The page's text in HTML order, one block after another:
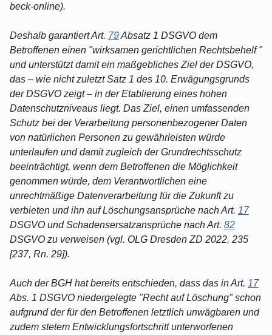
beck-online).
Deshalb garantiert Art. 79Absatz 1 DSGVO dem
Betroffenen einen "wirksamen gerichtlichen Rechtsbehelf "
und unterstützt damit ein maßgebliches Ziel der DSGVO,
das – wie nicht zuletzt Satz 1 des 10. Erwägungsgrunds
der DSGVO zeigt – in der Etablierung eines hohen
Datenschutzniveaus liegt. Das Ziel, einen umfassenden
Schutz bei der Verarbeitung personenbezogener Daten
von natürlichen Personen zu gewährleisten würde
unterlaufen und damit zugleich der Grundrechtsschutz
beeinträchtigt, wenn dem Betroffenen die Möglichkeit
genommen würde, dem Verantwortlichen eine
unrechtmäßige Datenverarbeitung für die Zukunft zu
verbieten und ihn auf Löschungsansprüche nach Art. 17
DSGVO und Schadensersatzansprüche nach Art. 82
DSGVO zu verweisen (vgl. OLG Dresden ZD 2022, 235
[237, Rn. 29]).
Auch der BGH hat bereits entschieden, dass das in Art. 17
Abs. 1 DSGVO niedergelegte "Recht auf Löschung" schon
aufgrund der für den Betroffenen letztlich unwägbaren und
zudem stetem Entwicklungsfortschritt unterworfenen